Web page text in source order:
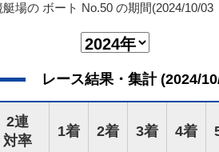
場の ボート No.50 の期間(2024/10/
レース結果・集計 (2024/
2連
対率
1着 2着 3着 4着